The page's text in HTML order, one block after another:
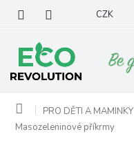
obsah
CZK
Domů PRO DĚTI A MAMINKY
Masozeleninové příkrmy